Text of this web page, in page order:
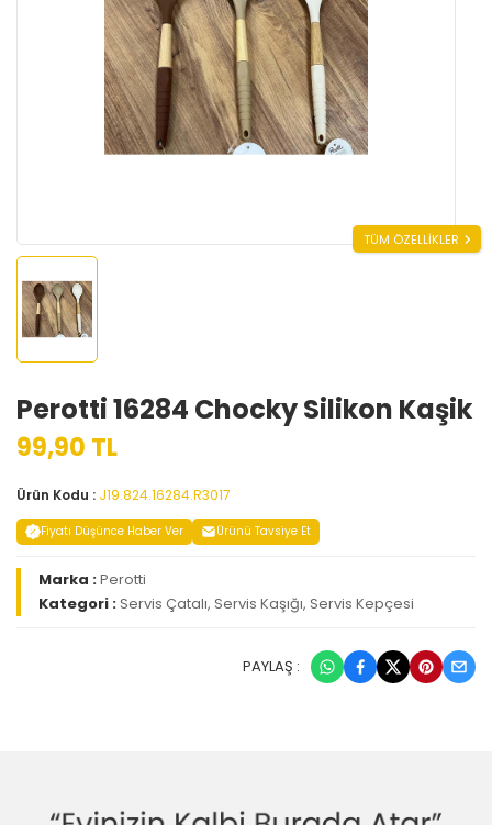
TÜM ÖZELLİKLER
Perotti 16284 Chocky Silikon Kaşik
99,90 TL
Ürün Kodu : J19.824.16284.R3017
Fiyatı Düşünce Haber Ver Ürünü Tavsiye Et
Marka :Perotti
Kategori :Servis Çatalı, Servis Kaşığı, Servis Kepçesi
PAYLAŞ :